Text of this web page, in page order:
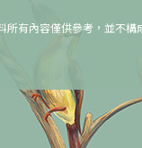
所有內容僅供參考，並不構